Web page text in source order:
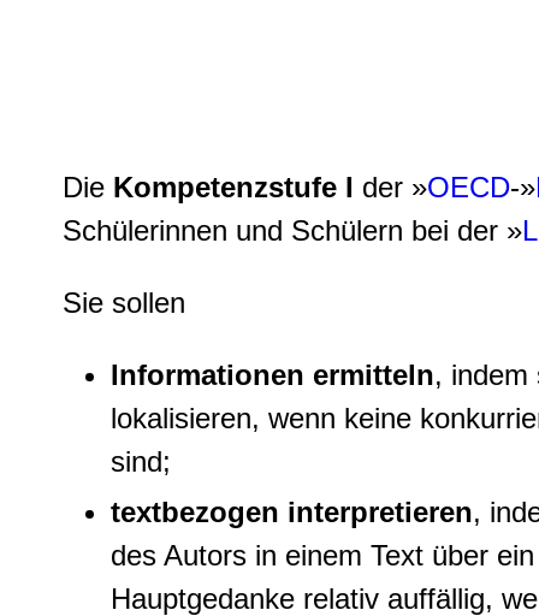
Die Kompetenzstufe I der »OECD-»
Schülerinnen und Schülern bei der »
Sie sollen
Informationen ermitteln, indem
lokalisieren, wenn keine
sind;
textbezogen interpretieren,
des Autors in einem Text über
Hauptgedanke relativ auffällig,